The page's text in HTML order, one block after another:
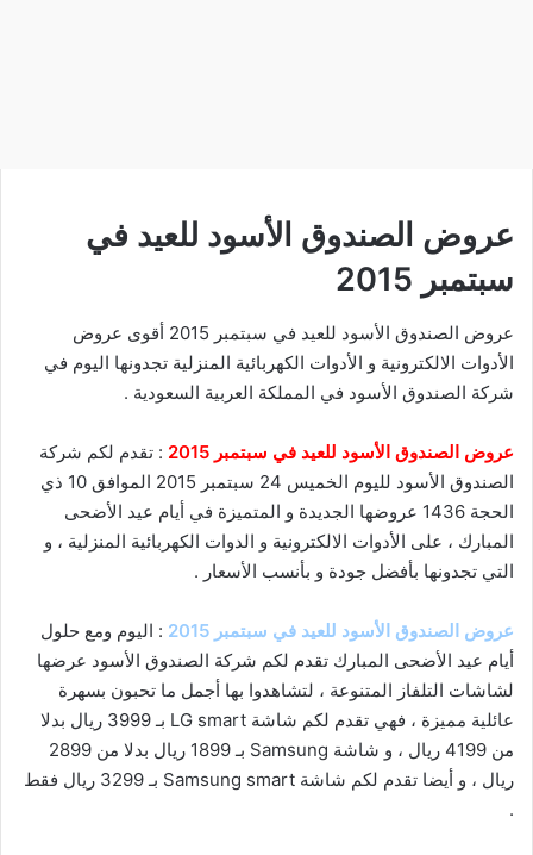
عروض الصندوق الأسود للعيد في
سبتمبر 2015
عروض الصندوق الأسود للعيد في سبتمبر 2015 أقوى عروض
الأدوات الالكترونية و الأدوات الكهربائية المنزلية تجدونها اليوم في
شركة الصندوق الأسود في المملكة العربية السعودية .
عروض الصندوق الأسود للعيد في سبتمبر 2015
: تقدم لكم شركة
الصندوق الأسود لليوم الخميس 24 سبتمبر 2015 الموافق 10 ذي
الحجة 1436 عروضها الجديدة و المتميزة في أيام عيد الأضحى
المبارك ، على الأدوات الالكترونية و الدوات الكهربائية المنزلية ، و
التي تجدونها بأفضل جودة و بأنسب الأسعار .
عروض الصندوق الأسود للعيد في سبتمبر 2015
: اليوم ومع حلول
أيام عيد الأضحى المبارك تقدم لكم شركة الصندوق الأسود عرضها
لشاشات التلفاز المتنوعة ، لتشاهدوا بها أجمل ما تحبون بسهرة
عائلية مميزة ، فهي تقدم لكم شاشة LG smart بـ 3999 ريال بدلا
من 4199 ريال ، و شاشة Samsung بـ 1899 ريال بدلا من 2899
ريال ، و أيضا تقدم لكم شاشة Samsung smart بـ 3299 ريال فقط
.